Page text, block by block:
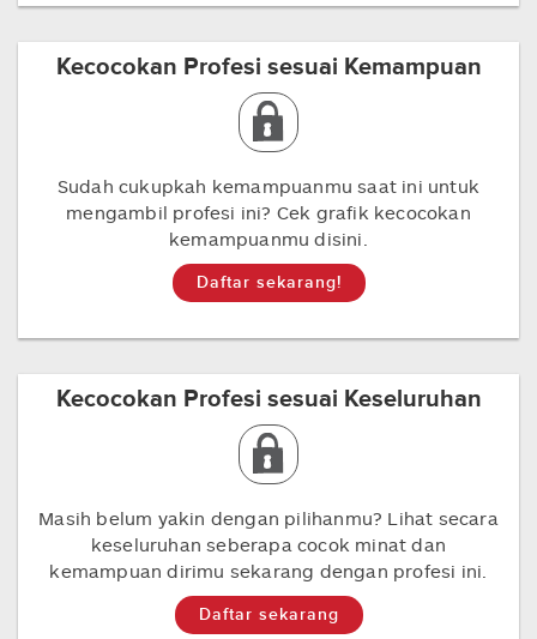
Kecocokan Profesi sesuai Kemampuan
Sudah cukupkah kemampuanmu saat ini untuk
mengambil profesi ini? Cek grafik kecocokan
kemampuanmu disini.
Daftar sekarang!
Kecocokan Profesi sesuai Keseluruhan
Masih belum yakin dengan pilihanmu? Lihat secara
keseluruhan seberapa cocok minat dan
kemampuan dirimu sekarang dengan profesi ini.
Daftar sekarang